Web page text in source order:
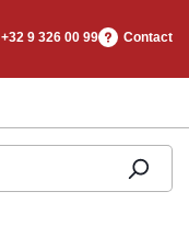
+32 9 326 00 99 Contact